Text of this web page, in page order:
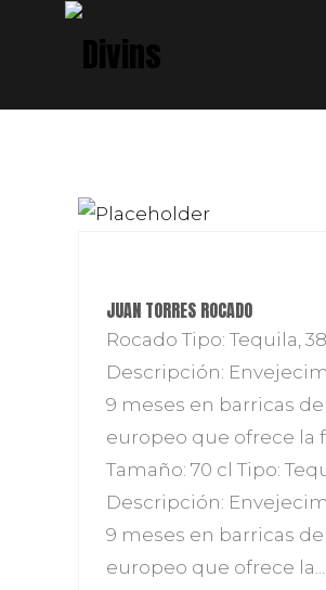
JUAN TORRES ROCADO
Rocado Tipo: Tequila,
Descripción:
9 meses en barricas
europeo que ofrece la
Tamaño: 70 cl Tipo:
Descripción:
9 meses en barricas
europeo que ofrece la...